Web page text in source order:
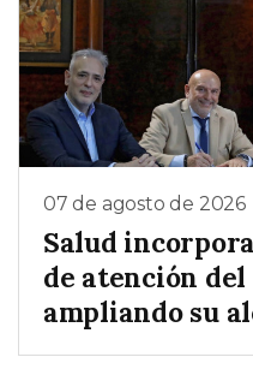
07 de agosto de 2026
Salud
de atención
ampliando su